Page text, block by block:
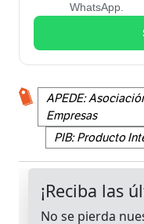
WhatsApp.
APEDE:
Empresas
PIB: Producto